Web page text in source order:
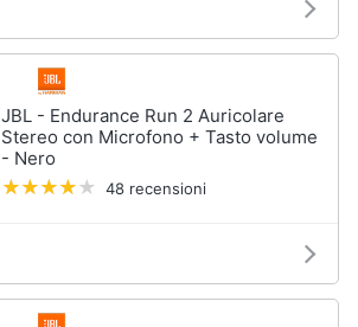
JBL - Endurance Run 2 Auricolare
Stereo con Microfono + Tasto volume
- Nero
48 recensioni